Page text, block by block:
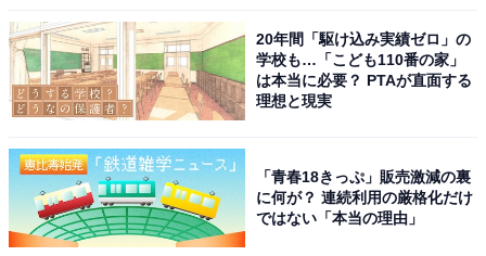
20年間「駆け込み実績ゼロ」の
学校も…「こども110番の家」
は本当に必要？ PTAが直面する
理想と現実
「青春18きっぷ」販売激減の裏
に何が？ 連続利用の厳格化だけ
ではない「本当の理由」